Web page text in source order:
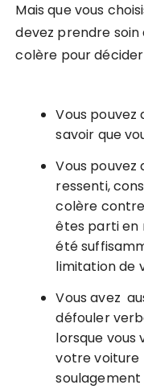
Mais que vous
devez prendre
colère pour
Vous pouvez
savoir que
Vous
ressenti,
colère
êtes parti en
été
limitation de
Vous avez
défouler
lorsque vous
votre voiture
soulagement